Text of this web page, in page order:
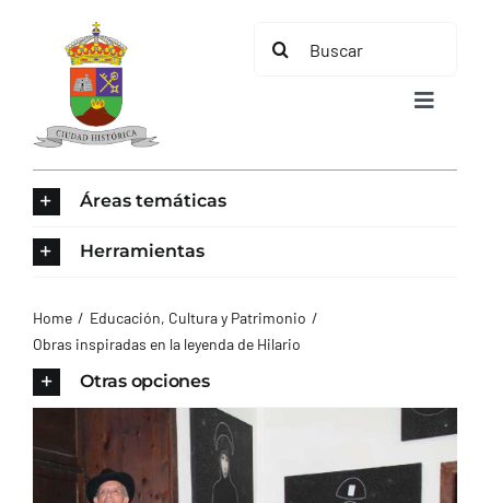
contenido
Buscar:
Toggle
AYUNTAMIENTO
TURISMO
Áreas temáticas
Herramientas
Home
Educación, Cultura y Patrimonio
Obras inspiradas en la leyenda de Hilario
Otras opciones